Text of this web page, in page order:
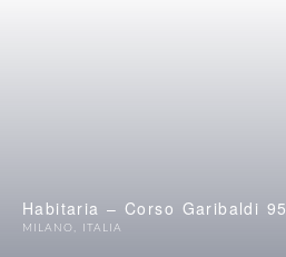
Habitaria – Corso Garibaldi 95
MILANO , ITALIA